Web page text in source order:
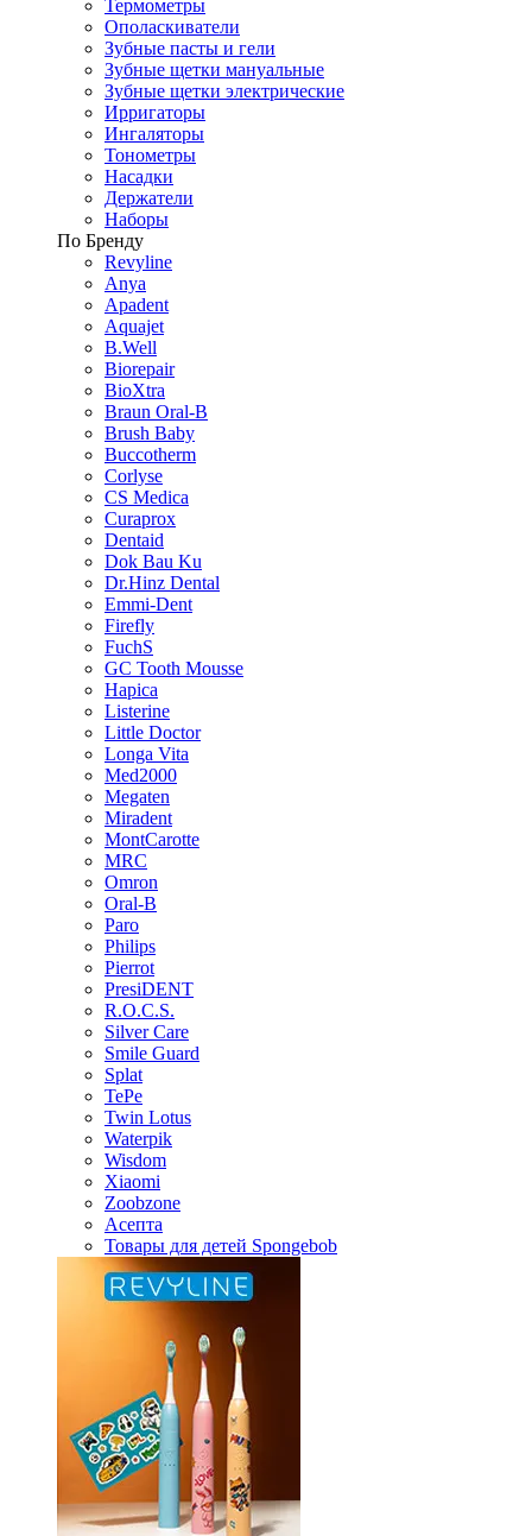
Термометры
Ополаскиватели
Зубные пасты и гели
Зубные щетки мануальные
Зубные щетки электрические
Ирригаторы
Ингаляторы
Тонометры
Насадки
Держатели
Наборы
По Бренду
Revyline
Anya
Apadent
Aquajet
B.Well
Biorepair
BioXtra
Braun Oral-B
Brush Baby
Buccotherm
Corlyse
CS Medica
Curaprox
Dentaid
Dok Bau Ku
Dr.Hinz Dental
Emmi-Dent
Firefly
FuchS
GC Tooth Mousse
Hapica
Listerine
Little Doctor
Longa Vita
Med2000
Megaten
Miradent
MontCarotte
MRC
Omron
Oral-B
Paro
Philips
Pierrot
PresiDENT
R.O.C.S.
Silver Care
Smile Guard
Splat
TePe
Twin Lotus
Waterpik
Wisdom
Xiaomi
Zoobzone
Асепта
Товары для детей Spongebob